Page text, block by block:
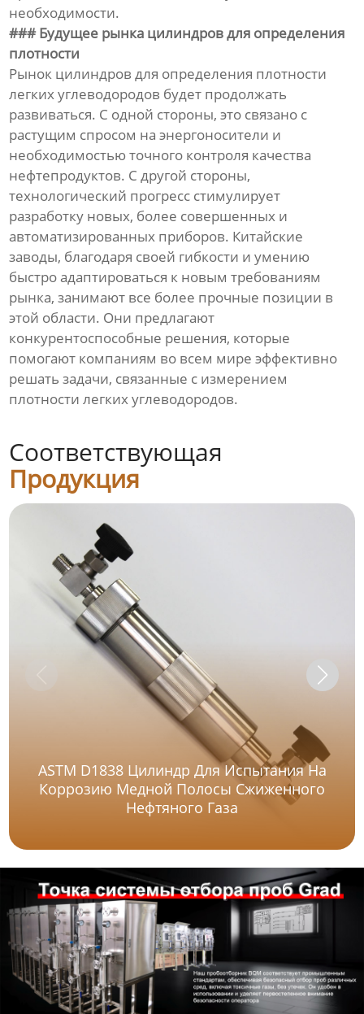
необходимости.
### Будущее рынка цилиндров для определения
плотности
Рынок цилиндров для определения плотности
легких углеводородов будет продолжать
развиваться. С одной стороны, это связано с
растущим спросом на энергоносители и
необходимостью точного контроля качества
нефтепродуктов. С другой стороны,
технологический прогресс стимулирует
разработку новых, более совершенных и
автоматизированных приборов. Китайские
заводы, благодаря своей гибкости и умению
быстро адаптироваться к новым требованиям
рынка, занимают все более прочные позиции в
этой области. Они предлагают
конкурентоспособные решения, которые
помогают компаниям во всем мире эффективно
решать задачи, связанные с измерением
плотности легких углеводородов.
Соответствующая
Продукция
ASTM D1838 Цилиндр Для Испытания На
Коррозию Медной Полосы Сжиженного
Нефтяного Газа